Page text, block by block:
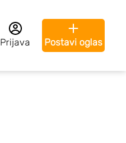
Prijava Postavi oglas